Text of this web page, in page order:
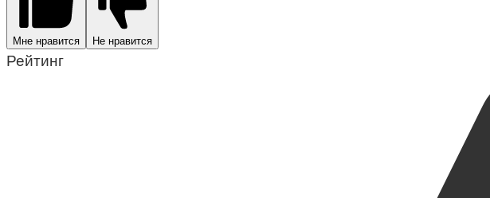
Мне нравится Не нравится
Рейтинг